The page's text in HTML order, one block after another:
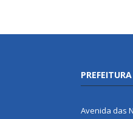
Avenida das